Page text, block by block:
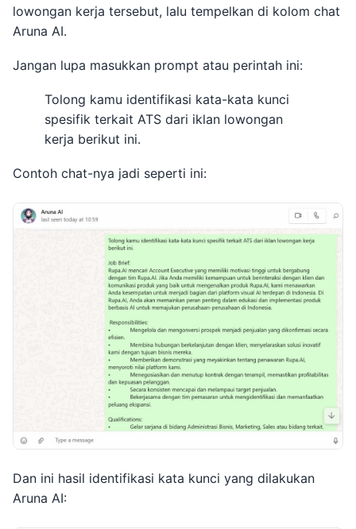
lowongan kerja tersebut, lalu tempelkan di kolom chat
Aruna AI.
Jangan lupa masukkan prompt atau perintah ini:
Tolong kamu identifikasi kata-kata kunci
spesifik terkait ATS dari iklan lowongan
kerja berikut ini.
Contoh chat-nya jadi seperti ini:
Dan ini hasil identifikasi kata kunci yang dilakukan
Aruna AI: